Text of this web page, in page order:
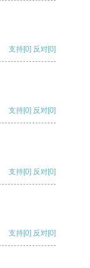
支持[0] 反对[0]
支持[0] 反对[0]
支持[0] 反对[0]
支持[0] 反对[0]